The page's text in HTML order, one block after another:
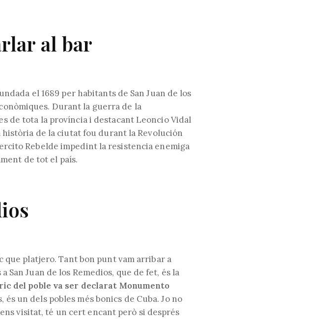
al bar
el 1689 per habitants de San Juan de los
Durant la guerra de la
de tota la província i destacant Leoncio Vidal
de la ciutat fou durant la Revolución
Rebelde impedint la resistencia enemiga
de tot el país.
que platjero. Tant bon punt vam arribar a
San Juan de los Remedios, que de fet, és la
del poble va ser declarat Monumento
un dels pobles més bonics de Cuba. Jo no
visitat, té un cert encant però si després